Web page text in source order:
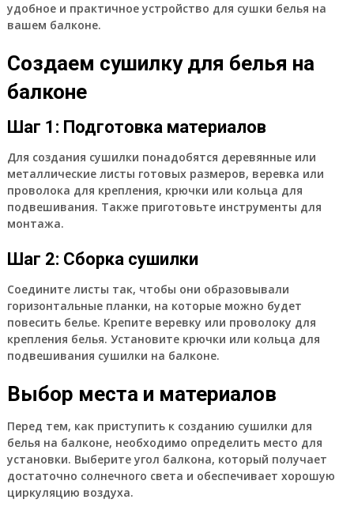
удобное и практичное устройство для сушки белья на
вашем балконе.
Создаем сушилку для белья на
балконе
Шаг 1: Подготовка материалов
Для создания сушилки понадобятся деревянные или
металлические листы готовых размеров, веревка или
проволока для крепления, крючки или кольца для
подвешивания. Также приготовьте инструменты для
монтажа.
Шаг 2: Сборка сушилки
Соедините листы так, чтобы они образовывали
горизонтальные планки, на которые можно будет
повесить белье. Крепите веревку или проволоку для
крепления белья. Установите крючки или кольца для
подвешивания сушилки на балконе.
Выбор места и материалов
Перед тем, как приступить к созданию сушилки для
белья на балконе, необходимо определить место для
установки. Выберите угол балкона, который получает
достаточно солнечного света и обеспечивает хорошую
циркуляцию воздуха.